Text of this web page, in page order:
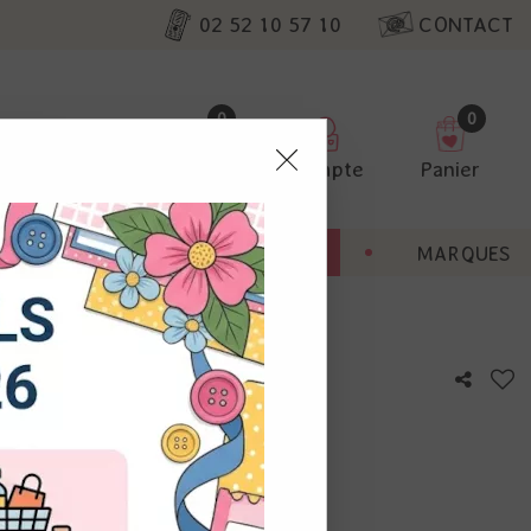
02 52 10 57 10 CONTACT
0
Compte
0
Panier
BONNES AFFAIRES MARQUES
/ Or
avis !
nos
non
Vous
à droite